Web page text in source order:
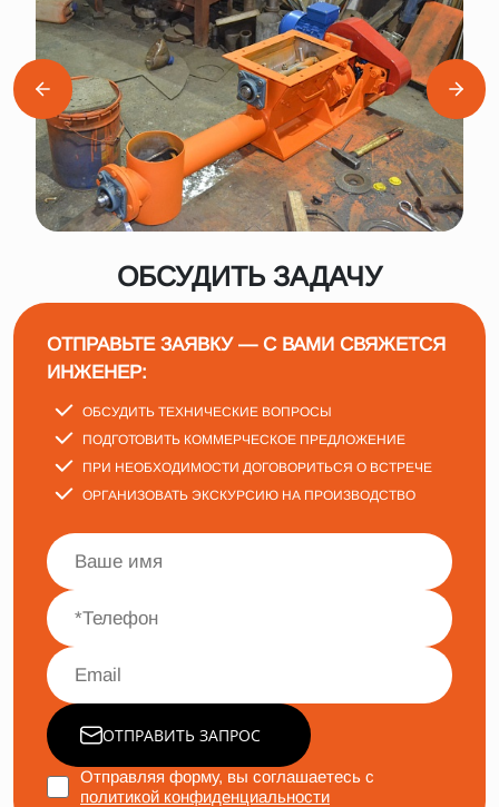
ОБСУДИТЬ ЗАДАЧУ
ОТПРАВЬТЕ ЗАЯВКУ — С ВАМИ СВЯЖЕТСЯ
ИНЖЕНЕР:
ОБСУДИТЬ ТЕХНИЧЕСКИЕ ВОПРОСЫ
ПОДГОТОВИТЬ КОММЕРЧЕСКОЕ ПРЕДЛОЖЕНИЕ
ПРИ НЕОБХОДИМОСТИ ДОГОВОРИТЬСЯ О ВСТРЕЧЕ
ОРГАНИЗОВАТЬ ЭКСКУРСИЮ НА ПРОИЗВОДСТВО
ОТПРАВИТЬ ЗАПРОС
Отправляя форму, вы соглашаетесь с
политикой конфиденциальности